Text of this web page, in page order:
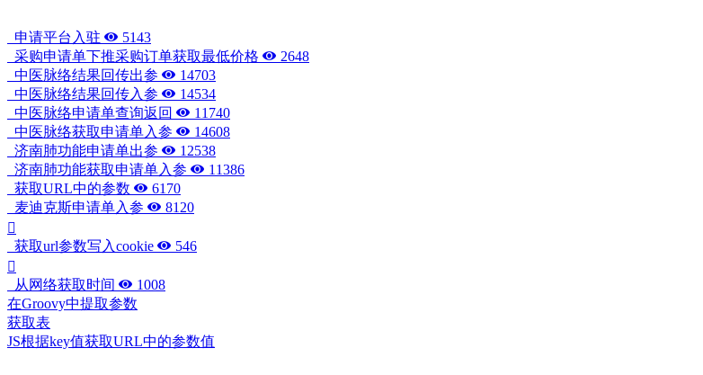
申请平台入驻
5143
采购申请单下推采购订单获取最低价格
2648
中医脉络结果回传出参
14703
中医脉络结果回传入参
14534
中医脉络申请单查询返回
11740
中医脉络获取申请单入参
14608
济南肺功能申请单出参
12538
济南肺功能获取申请单入参
11386
获取URL中的参数
6170
麦迪克斯申请单入参
8120
获取url参数写入cookie 546
从网络获取时间
1008
在Groovy中提取参数
获取表
JS根据key值获取URL中的参数值